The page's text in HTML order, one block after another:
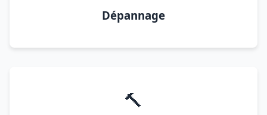
Dépannage
🔨